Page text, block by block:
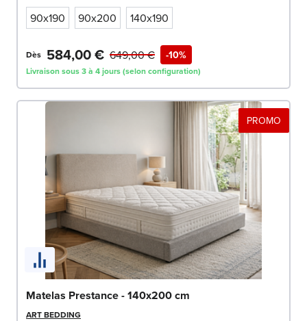
90x190 90x200 140x190
Dès 584,00 € -10%
649,00 €
Livraison sous 3 à 4 jours (selon configuration)
PROMO
Matelas Prestance - 140x200 cm
ART BEDDING